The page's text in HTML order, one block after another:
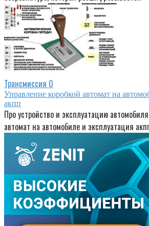
Трансмиссия 0
Управление коробкой автомат на
акпп
Про устройство и эксплуатацию
автомат на автомобиле и эксплуатация